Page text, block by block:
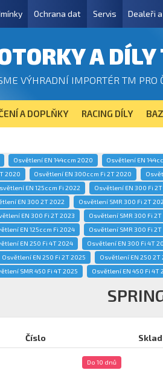
Ochrana dat Servis Dealeři
A
VÝHRADNÍ IMPORTÉR TM PRO
A DOPLŇKY RACING DÍLY
Osvětlení EN 144ccm 2020 Osvětlení EN
2020 Osvětlení EN 300ccm Fi 2T 2020
EN 125ccm Fi 2022 Osvětlení EN 300 Fi
EN 300 2T 2022 Osvětlení SMR 300 Fi 2T
EN 300 Fi 2T 2023 Osvětlení SMR 300 Fi 2T
EN 125ccm Fi 2024 Osvětlení SMR 300 Fi
EN 250 Fi 4T 2024 Osvětlení EN 300 Fi 4T
Osvětlení EN 250 Fi 2T 2025 Osvětlení EN 250 2T
SMR 450 Fi 4T 2025 Osvětlení EN 450 Fi 4T
Číslo Sklad
Do 10 dnů